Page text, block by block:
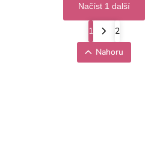
Načíst 1 další
1
2
Nahoru